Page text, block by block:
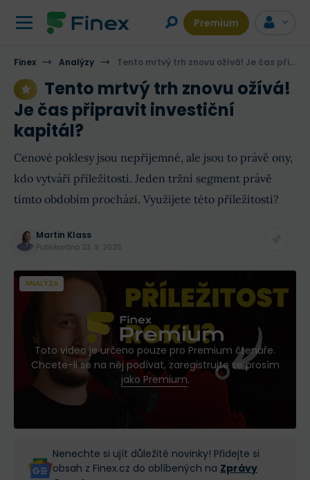
Premium
Finex Analýzy Tento mrtvý trh znovu ožívá! Je čas připravit investiční kapitál?
Tento mrtvý trh znovu ožívá!
Je čas připravit investiční
kapitál?
Cenové poklesy jsou nepříjemné, ale jsou to právě ony,
kdo vytváří příležitosti. Jeden tržní segment právě
tímto obdobím prochází. Využijete této příležitosti?
Martin Klass
Publikováno 23. 9. 2025
Toto video je určeno pouze pro Premium čtenáře.
Chcete-li se na něj podívat, zaregistrujte se prosím
jako Premium.
ANALÝZA
Nenechte si ujít důležité novinky! Přidejte si
obsah z Finex.cz do oblíbených na Zprávy